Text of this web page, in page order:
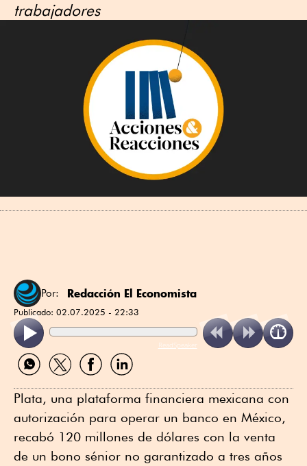
trabajadores
Por: Redacción El Economista
Publicado: 02.07.2025 - 22:33
ReadSpeaker
Compartir
por
Compartir
por
Compartir
por
Compartir
por
Plata, una plataforma financiera mexicana con
autorización para operar un banco en México,
recabó 120 millones de dólares con la venta
de un bono sénior no garantizado a tres años